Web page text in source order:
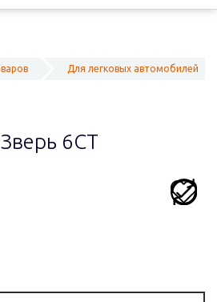
Для легковых автомобилей
6СТ